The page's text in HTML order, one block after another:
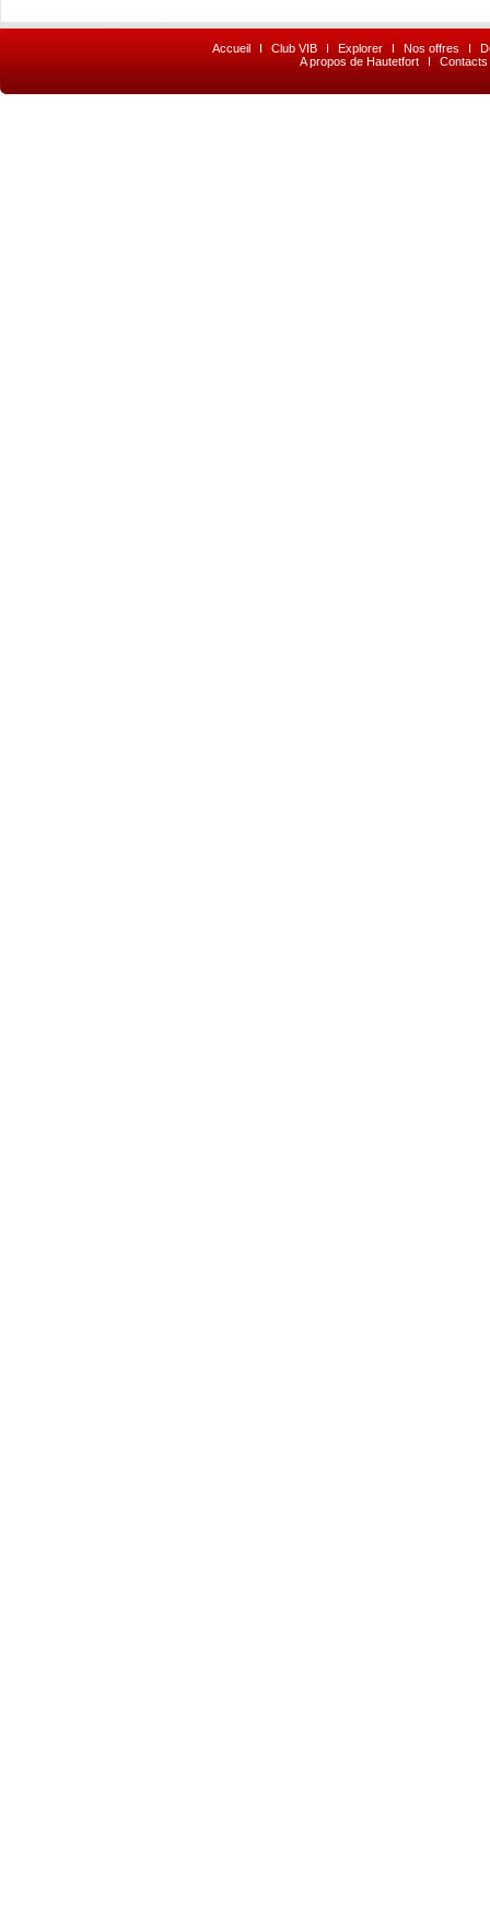
Accueil I Club VIB I Explorer I Nos offres I
A propos de Hautetfort
I Contacts